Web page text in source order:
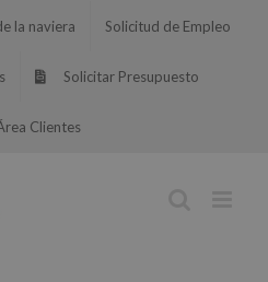
la naviera Solicitud de Empleo
Solicitar Presupuesto
Clientes